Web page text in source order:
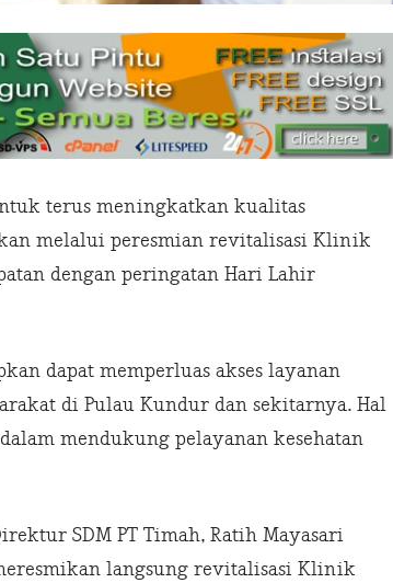
terus meningkatkan kualitas
melalui peresmian revitalisasi Klinik
dengan peringatan Hari Lahir
dapat memperluas akses layanan
di Pulau Kundur dan sekitarnya. Hal
mendukung pelayanan kesehatan
SDM PT Timah, Ratih Mayasari
langsung revitalisasi Klinik